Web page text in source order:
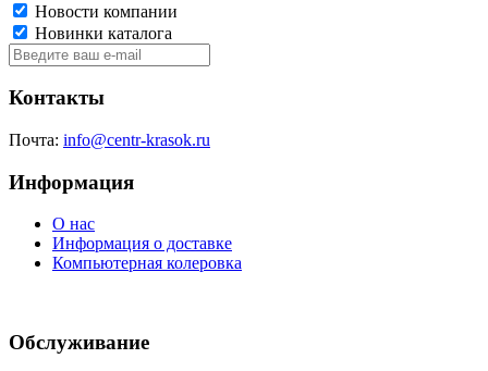
Новости компании
Новинки каталога
Контакты
Почта: info@centr-krasok.ru
Информация
О нас
Информация о доставке
Компьютерная колеровка
Обслуживание